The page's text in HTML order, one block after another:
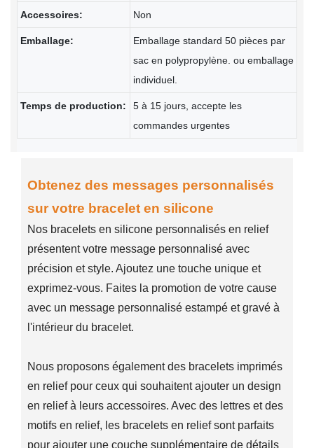
Accessoires: Non
Emballage:
Emballage standard 50 pièces par
sac en polypropylène. ou emballage
individuel.
Temps de production:
5 à 15 jours, accepte les
commandes urgentes
Obtenez des messages personnalisés
sur votre bracelet en silicone
Nos bracelets en silicone personnalisés en relief
présentent votre message personnalisé avec
précision et style. Ajoutez une touche unique et
exprimez-vous. Faites la promotion de votre cause
avec un message personnalisé estampé et gravé à
l'intérieur du bracelet.
Nous proposons également des bracelets imprimés
en relief pour ceux qui souhaitent ajouter un design
en relief à leurs accessoires. Avec des lettres et des
motifs en relief, les bracelets en relief sont parfaits
pour ajouter une couche supplémentaire de détails